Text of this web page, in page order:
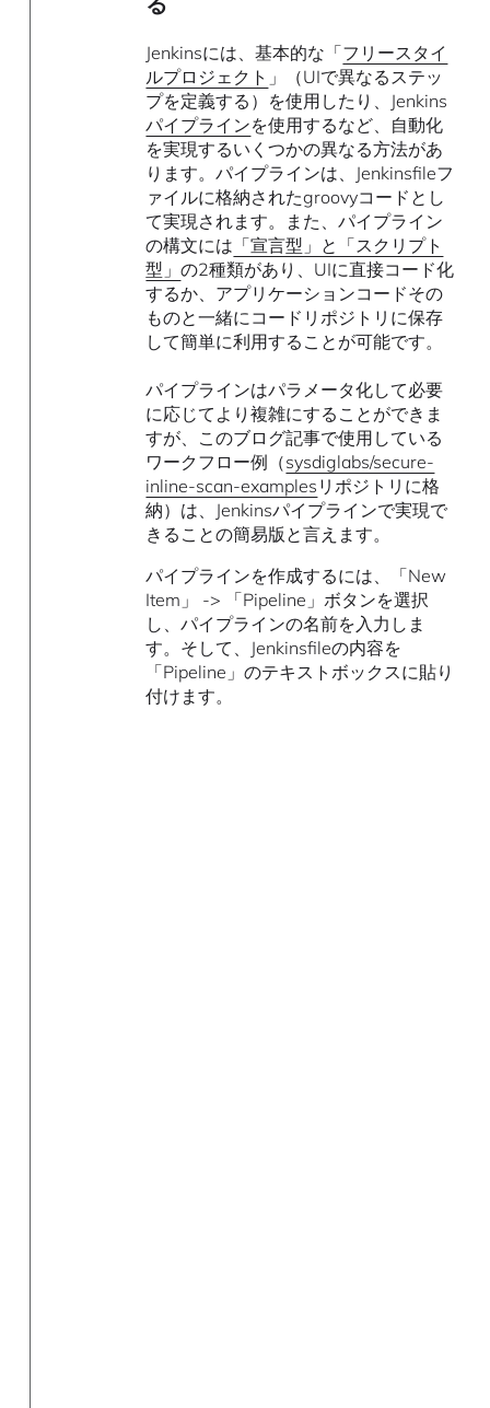
Jenkinsには、基本的な「フリースタイ
ルプロジェクト 」（UIで異なるステッ
プを定義する）を使用したり、Jenkins
パイプラインを使用するなど、自動化
を実現するいくつかの異なる方法があ
ります。パイプラインは、Jenkinsfileフ
ァイルに格納されたgroovyコードとし
て実現されます。また、パイプライン
の構文には 「宣言型」と「スクリプト
型」の2種類があり、UIに直接コード化
するか、アプリケーションコードその
ものと一緒にコードリポジトリに保存
して簡単に利用することが可能です。
パイプラインはパラメータ化して必要
に応じてより複雑にすることができま
すが、このブログ記事で使用している
ワークフロー例（sysdiglabs/secure-
inline-scan-examples リポジトリに格
納）は、Jenkinsパイプラインで実現で
きることの簡易版と言えます。
パイプラインを作成するには、「New
Item」 -> 「Pipeline」ボタンを選択
し、パイプラインの名前を入力しま
す。そして、Jenkinsfileの内容を
「Pipeline」のテキストボックスに貼り
付けます。